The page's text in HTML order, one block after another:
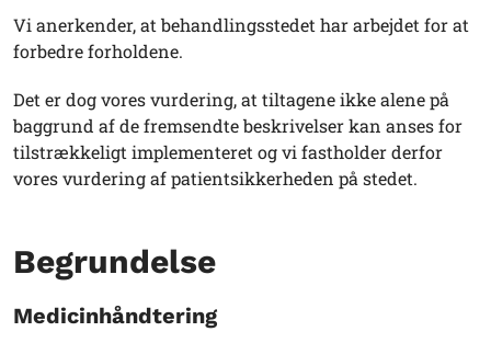
Vi anerkender, at behandlingsstedet har arbejdet for at
forbedre forholdene.
Det er dog vores vurdering, at tiltagene ikke alene på
baggrund af de fremsendte beskrivelser kan anses for
tilstrækkeligt implementeret og vi fastholder derfor
vores vurdering af patientsikkerheden på stedet.
Begrundelse
Medicinhåndtering